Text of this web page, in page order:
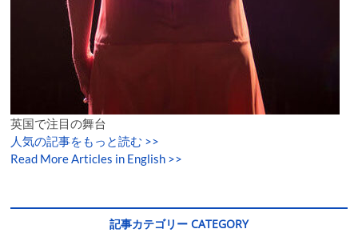
英国で注目の舞台
人気の記事をもっと読む >>
Read More Articles in English >>
記事カテゴリー CATEGORY